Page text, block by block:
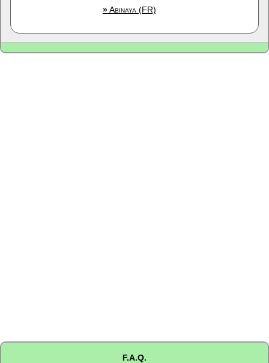
»Abinaya (FR)
F.A.Q.